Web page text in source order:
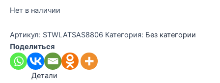
Нет в наличии
Артикул: STWLATSAS8806 Категория: Без категории
Поделиться
Детали